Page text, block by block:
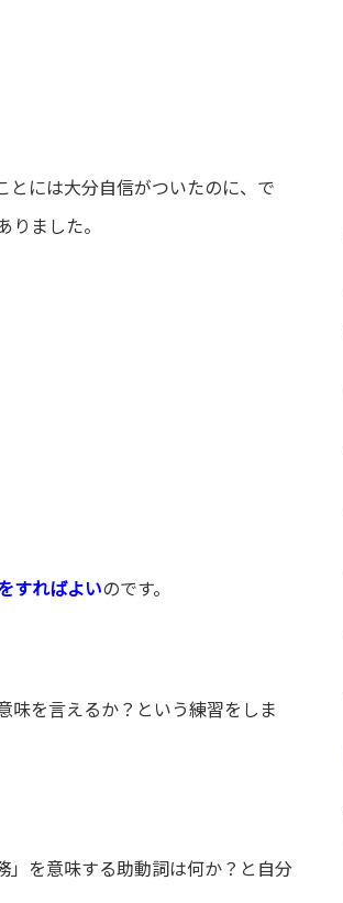
とには大分自信がついたのに、で
りました。
すればよいのです。
味を言えるか？という練習をしま
」を意味する助動詞は何か？と自分